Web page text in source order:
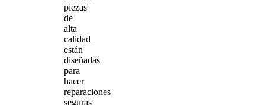
piezas
de
alta
calidad
están
diseñadas
para
hacer
reparaciones
seguras